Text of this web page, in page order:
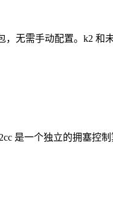
无需手动配置。k2 和
是一个独立的拥塞控